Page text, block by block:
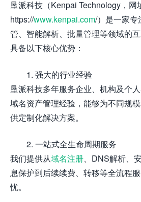
垦派科技（Kenpai Technology，网
https://www.kenpai.com/）是一家专
管、智能解析、批量管理等领域的
具备以下核心优势：
1. 强大的行业经验
垦派科技多年服务企业、机构及个
域名资产管理经验，能够为不同规
供定制化解决方案。
2. 一站式全生命周期服务
我们提供从域名注册、DNS解析、
息保护到后续续费、转移等全流程
忧。